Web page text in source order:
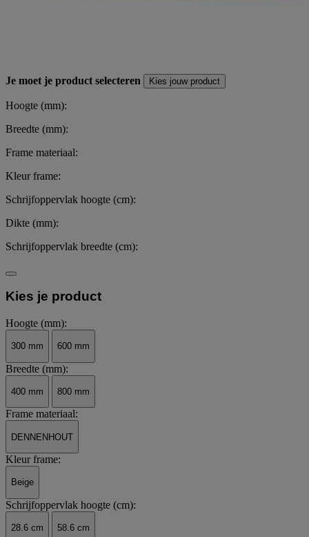
Je moet je product selecteren Kies jouw product
Hoogte (mm):
Breedte (mm):
Frame materiaal:
Kleur frame:
Schrijfoppervlak hoogte (cm):
Dikte (mm):
Schrijfoppervlak breedte (cm):
Kies je product
Hoogte (mm):
300 mm 600 mm
Breedte (mm):
400 mm 800 mm
Frame materiaal:
DENNENHOUT
Kleur frame:
Beige
Schrijfoppervlak hoogte (cm):
28.6 cm 58.6 cm